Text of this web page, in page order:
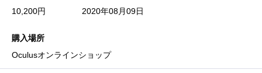
10,200円
2020年08月09日
購入場所
Oculusオンラインショップ